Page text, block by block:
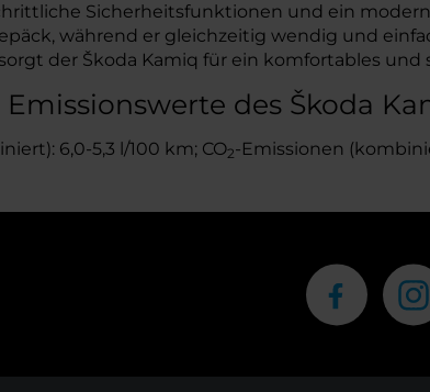
Sicherheitsfunktionen und ein
während er gleichzeitig wendig und
der Škoda Kamiq für ein komfortables und
des Škoda
6,0-5,3 l/100 km; CO2-Emissionen